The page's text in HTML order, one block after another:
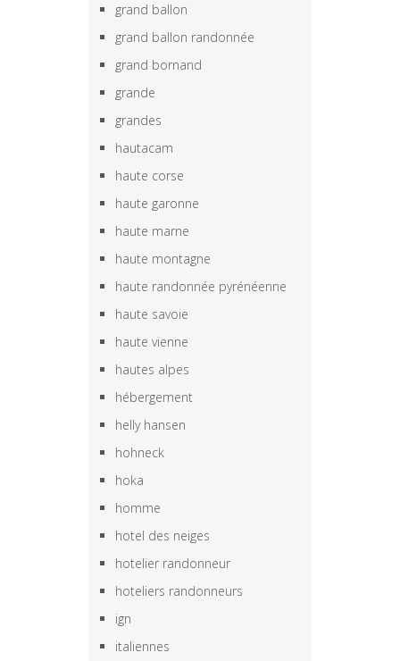
grand ballon
grand ballon randonnée
grand bornand
grande
grandes
hautacam
haute corse
haute garonne
haute marne
haute montagne
haute randonnée pyrénéenne
haute savoie
haute vienne
hautes alpes
hébergement
helly hansen
hohneck
hoka
homme
hotel des neiges
hotelier randonneur
hoteliers randonneurs
ign
italiennes